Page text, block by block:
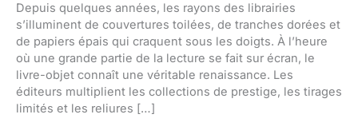
Depuis quelques années, les rayons des librairies
s’illuminent de couvertures toilées, de tranches dorées et
de papiers épais qui craquent sous les doigts. À l’heure
où une grande partie de la lecture se fait sur écran, le
livre-objet connaît une véritable renaissance. Les
éditeurs multiplient les collections de prestige, les tirages
limités et les reliures […]